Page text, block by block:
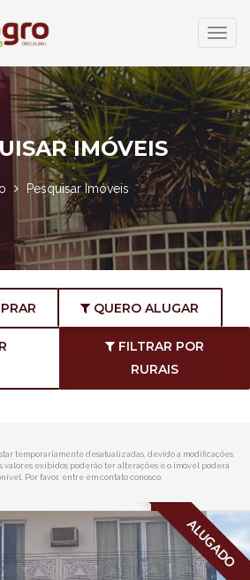
Abrir
IMÓVEIS
Pesquisar Imóveis
QUERO ALUGAR
FILTRAR POR
RURAIS
temporariamente desatualizadas, devido a modificações
valores exibidos poderão ter alterações e o imóvel poderá
Por favor, entre em contato conosco.
ALUGADO